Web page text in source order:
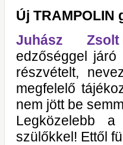
Új
Juhász Zsolt
edzőséggel
részvételt,
megfelelő
nem jött be
Legközelebb
szülőkkel! Ettől